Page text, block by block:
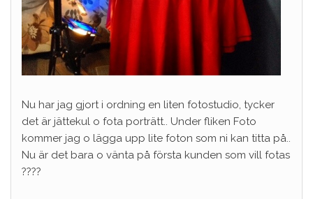
Nu har jag gjort i ordning en liten fotostudio, tycker
det är jättekul o fota porträtt.. Under fliken Foto
kommer jag o lägga upp lite foton som ni kan titta på..
Nu är det bara o vänta på första kunden som vill fotas
????